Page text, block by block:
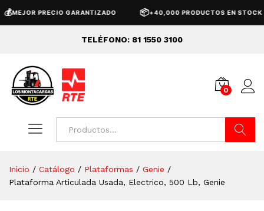
PRECIO GARANTIZADO +40,000 PRODUCTOS EN STOCK
TELÉFONO: 81 1550 3100
0
Inicio / Catálogo / Plataformas / Genie /
Plataforma Articulada Usada, Electrico, 500 Lb, Genie